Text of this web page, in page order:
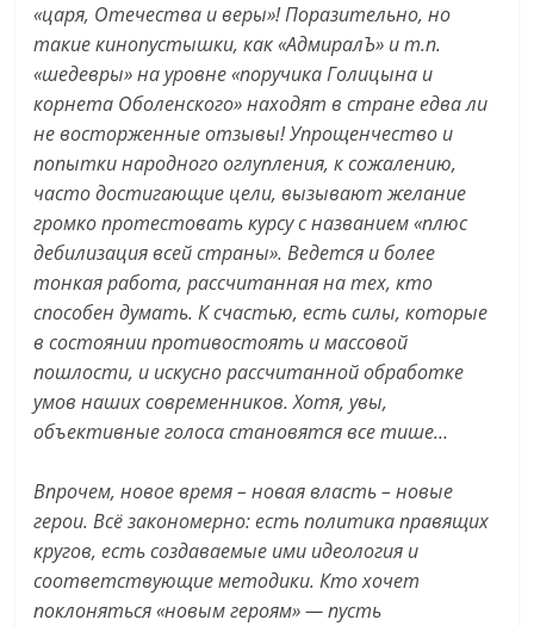
«царя, Отечества и веры»! Поразительно, но
такие кинопустышки, как «АдмиралЪ» и т.п.
«шедевры» на уровне «поручика Голицына и
корнета Оболенского» находят в стране едва ли
не восторженные отзывы! Упрощенчество и
попытки народного оглупления, к сожалению,
часто достигающие цели, вызывают желание
громко протестовать курсу с названием «плюс
дебилизация всей страны». Ведется и более
тонкая работа, рассчитанная на тех, кто
способен думать. К счастью, есть силы, которые
в состоянии противостоять и массовой
пошлости, и искусно рассчитанной обработке
умов наших современников. Хотя, увы,
объективные голоса становятся все тише…
Впрочем, новое время – новая власть – новые
герои. Всё закономерно: есть политика правящих
кругов, есть создаваемые ими идеология и
соответствующие методики. Кто хочет
поклоняться «новым героям» — пусть